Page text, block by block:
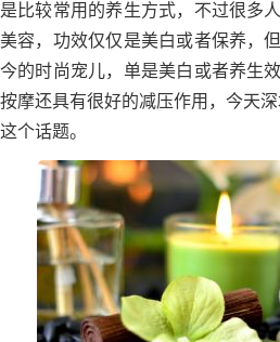
是比较常用的养生方式，不过很多
美容，功效仅仅是美白或者保养，
今的时尚宠儿，单是美白或者养生
按摩还具有很好的减压作用，今天
这个话题。